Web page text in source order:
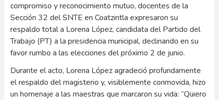
compromiso y reconocimiento mutuo, docentes de la
Sección 32 del SNTE en Coatzintla expresaron su
respaldo total a Lorena López, candidata del Partido del
Trabajo (PT) a la presidencia municipal, declinando en su
favor rumbo a las elecciones del próximo 2 de junio.
Durante el acto, Lorena López agradeció profundamente
el respaldo del magisterio y, visiblemente conmovida, hizo
un homenaje a las maestras que marcaron su vida: “Quiero